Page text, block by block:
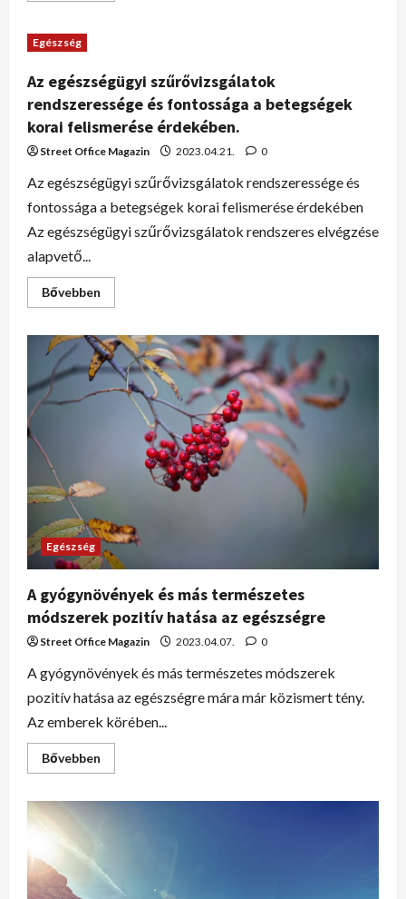
Egészség
Az egészségügyi szűrővizsgálatok
rendszeressége és fontossága a betegségek
korai felismerése érdekében.
Street Office Magazin 2023.04.21. 0
Az egészségügyi szűrővizsgálatok rendszeressége és
fontossága a betegségek korai felismerése érdekében
Az egészségügyi szűrővizsgálatok rendszeres elvégzése
alapvető...
Bővebben
Egészség
A gyógynövények és más természetes
módszerek pozitív hatása az egészségre
Street Office Magazin 2023.04.07. 0
A gyógynövények és más természetes módszerek
pozitív hatása az egészségre mára már közismert tény.
Az emberek körében...
Bővebben